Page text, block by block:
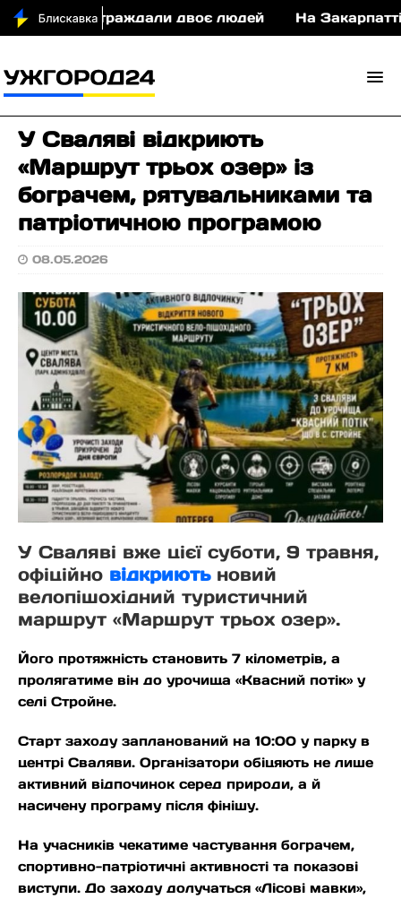
ДТП постраждали двоє людей На Закарпатті
У Сваляві відкриють
«Маршрут трьох озер» із
бограчем, рятувальниками та
патріотичною програмою
08.05.2026
У Сваляві вже цієї суботи, 9 травня,
офіційно відкриютьновий
велопішохідний туристичний
маршрут «Маршрут трьох озер».
Його протяжність становить 7 кілометрів, а
пролягатиме він до урочища «Квасний потік» у
селі Стройне.
Старт заходу запланований на 10:00 у парку в
центрі Сваляви. Організатори обіцяють не лише
активний відпочинок серед природи, а й
насичену програму після фінішу.
На учасників чекатиме частування бограчем,
спортивно-патріотичні активності та показові
виступи. До заходу долучаться «Лісові мавки»,